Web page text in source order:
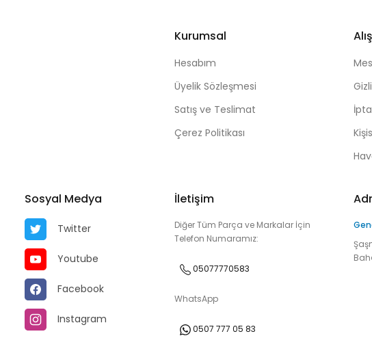
Kurumsal
Hesabım
Üyelik Sözleşmesi
Satış ve Teslimat
Çerez Politikası
Sosyal Medya
Twitter
Youtube
Facebook
Instagram
İletişim
Diğer Tüm Parça ve Markalar İçin
Telefon Numaramız:
05077770583
WhatsApp
0507 777 05 83